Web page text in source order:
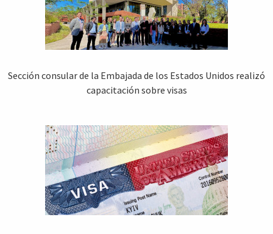
Sección consular de la Embajada de los Estados Unidos realizó
capacitación sobre visas